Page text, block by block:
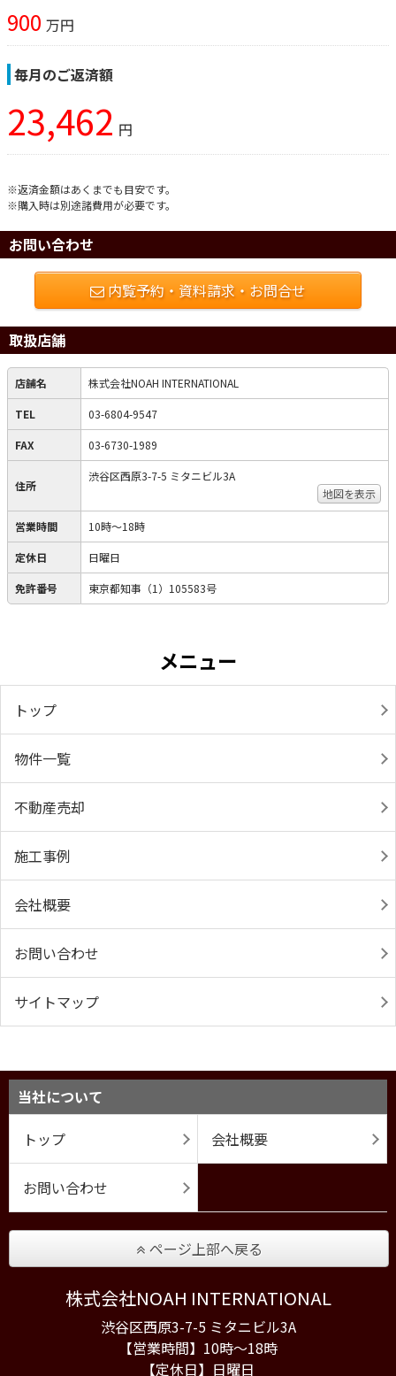
900 万円
毎月のご返済額
23,462 円
※返済金額はあくまでも目安です。
※購入時は別途諸費用が必要です。
お問い合わせ
内覧予約・資料請求・お問合せ
取扱店舗
店舗名 株式会社NOAH INTERNATIONAL
TEL 03-6804-9547
FAX 03-6730-1989
住所
渋谷区西原3-7-5 ミタニビル3A
地図を表示
営業時間 10時〜18時
定休日 日曜日
免許番号 東京都知事（1）105583号
メニュー
トップ
物件一覧
不動産売却
施工事例
会社概要
お問い合わせ
サイトマップ
当社について
トップ
会社概要
お問い合わせ
ページ上部へ戻る
株式会社NOAH INTERNATIONAL
渋谷区西原3-7-5 ミタニビル3A
【営業時間】10時〜18時
【定休日】日曜日